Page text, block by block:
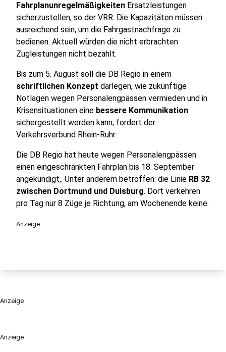
Anzeige
Fahrplanunregelmäßigkeiten Ersatzleistungen
sicherzustellen, so der VRR. Die Kapazitäten müssen
ausreichend sein, um die Fahrgastnachfrage zu
bedienen. Aktuell würden die nicht erbrachten
Zugleistungen nicht bezahlt.
Bis zum 5. August soll die DB Regio in einem
schriftlichen Konzept darlegen, wie zukünftige
Notlagen wegen Personalengpässen vermieden und in
Krisensituationen eine bessere Kommunikation
sichergestellt werden kann, fordert der
Verkehrsverbund Rhein-Ruhr.
Die DB Regio hat heute wegen Personalengpässen
einen eingeschränkten Fahrplan bis 18. September
angekündigt,. Unter anderem betroffen: die Linie RB 32
zwischen Dortmund und Duisburg. Dort verkehren
pro Tag nur 8 Züge je Richtung, am Wochenende keine.
Anzeige
Anzeige